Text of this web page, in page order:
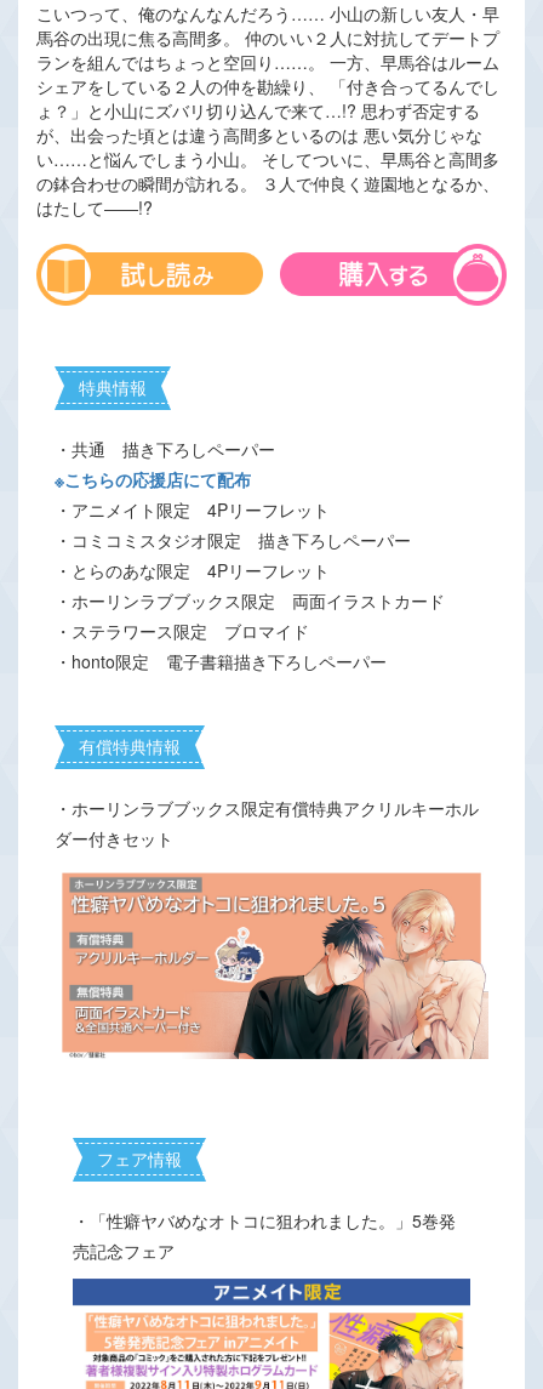
こいつって、俺のなんなんだろう…… 小山の新しい友人・早
馬谷の出現に焦る高間多。 仲のいい２人に対抗してデートプ
ランを組んではちょっと空回り……。 一方、早馬谷はルーム
シェアをしている２人の仲を勘繰り、 「付き合ってるんでし
ょ？」と小山にズバリ切り込んで来て…!? 思わず否定する
が、出会った頃とは違う高間多といるのは 悪い気分じゃな
い……と悩んでしまう小山。 そしてついに、早馬谷と高間多
の鉢合わせの瞬間が訪れる。 ３人で仲良く遊園地となるか、
はたして――!?
特典情報
・共通 描き下ろしペーパー
※こちらの応援店にて配布
・アニメイト限定 4Pリーフレット
・コミコミスタジオ限定 描き下ろしペーパー
・とらのあな限定 4Pリーフレット
・ホーリンラブブックス限定 両面イラストカード
・ステラワース限定 ブロマイド
・honto限定 電子書籍描き下ろしペーパー
有償特典情報
・ホーリンラブブックス限定有償特典アクリルキーホル
ダー付きセット
フェア情報
・「性癖ヤバめなオトコに狙われました。」5巻発
売記念フェア